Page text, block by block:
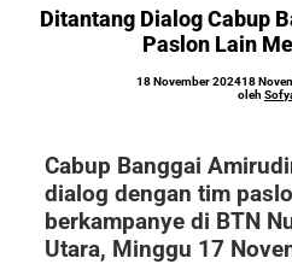
Ditantang Dialog Cabup
Paslon Lain
18 November 202418
oleh
Cabup Banggai
dialog dengan tim
berkampanye di BTN
Utara, Minggu 17